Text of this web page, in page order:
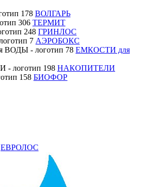
ВОЛГАРЬ
ТЕРМИТ
ГРИНЛОС
АЭРОБОКС
ЕМКОСТИ для
НАКОПИТЕЛИ
БИОФОР
ЕВРОЛОС